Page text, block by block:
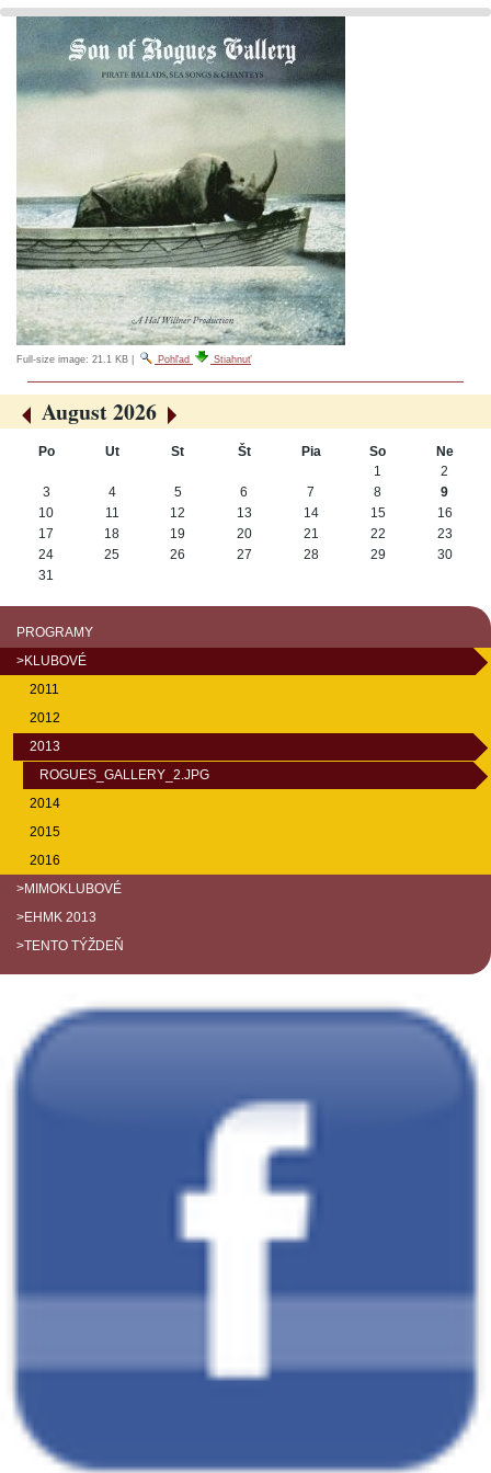
Full-size image: 21.1 KB Pohľad Stiahnuť
«
August 2026
»
Po Ut St Št Pia So
Ne
1
2
3
4 5 6 7 8
9
10
11 12 13 14 15
16
17
18 19 20 21 22
23
24
25 26 27 28 29
30
31
PROGRAMY
>KLUBOVÉ
2011
2012
2013
ROGUES_GALLERY_2.JPG
2014
2015
2016
>MIMOKLUBOVÉ
>EHMK 2013
>TENTO TÝŽDEŇ